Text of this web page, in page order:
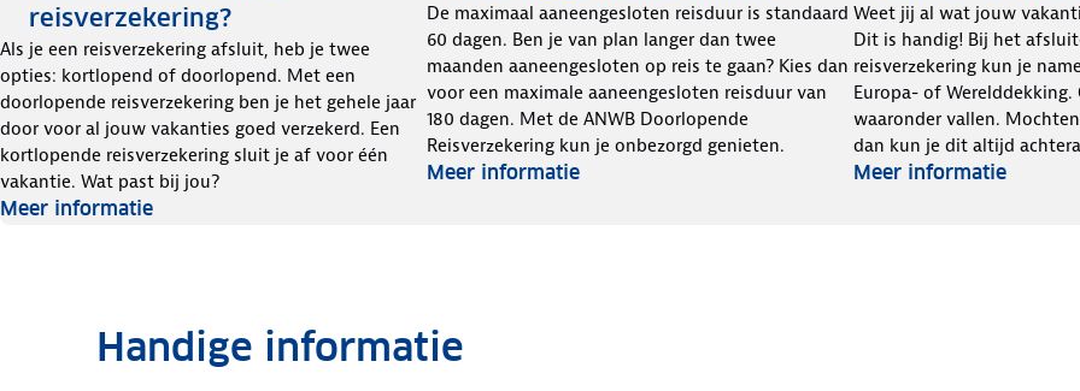
reisverzekering?
Als je een reisverzekering afsluit, heb je twee
opties: kortlopend of doorlopend. Met een
doorlopende reisverzekering ben je het gehele jaar
door voor al jouw vakanties goed verzekerd. Een
kortlopende reisverzekering sluit je af voor één
vakantie. Wat past bij jou?
Meer informatie
De maximaal aaneengesloten reisduur is standaard
60 dagen. Ben je van plan langer dan twee
maanden aaneengesloten op reis te gaan? Kies dan
voor een maximale aaneengesloten reisduur van
180 dagen. Met de ANWB Doorlopende
Reisverzekering kun je onbezorgd genieten.
Meer informatie
Weet jij al wat jouw
Dit is handig! Bij het
reisverzekering kun je
Europa- of
waaronder vallen.
dan kun je dit altijd
Meer informatie
Handige informatie